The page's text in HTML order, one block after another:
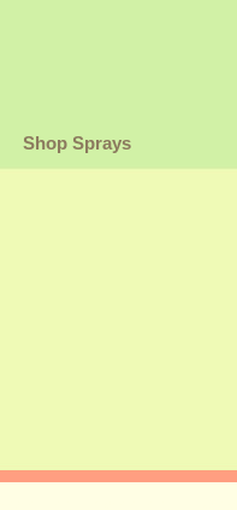
Shop Sprays